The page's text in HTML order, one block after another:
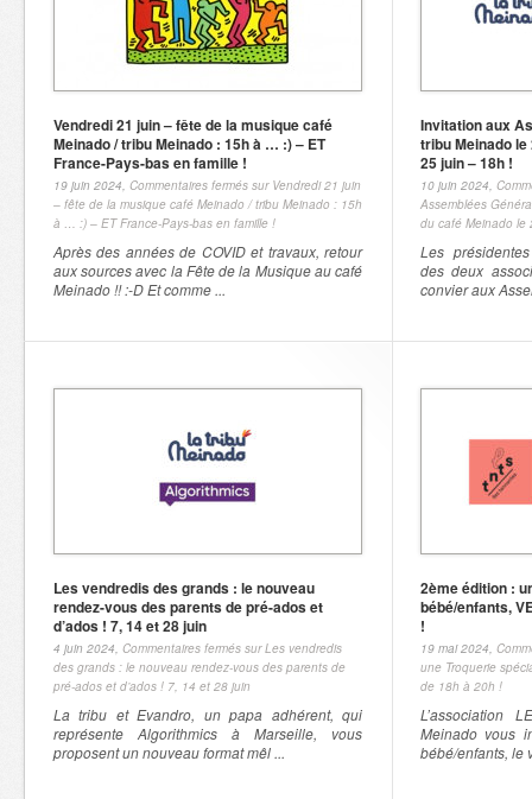
Vendredi 21 juin – fête de la musique café
Meinado / tribu Meinado : 15h à … :) – ET
France-Pays-bas en famille !
19 juin 2024, Commentaires fermés sur Vendredi 21 juin
– fête de la musique café Meinado / tribu Meinado : 15h
à … :) – ET France-Pays-bas en famille !
Après des années de COVID et travaux, retour
aux sources avec la Fête de la Musique au café
Meinado !! :-D Et comme ...
Invitation aux
tribu Meinado
25 juin – 18h !
10 juin 2024,
Assemblées
du café Meinado le
Les
des deux
convier aux
Les vendredis des grands : le nouveau
rendez-vous des parents de pré-ados et
d’ados ! 7, 14 et 28 juin
4 juin 2024, Commentaires fermés sur Les vendredis
des grands : le nouveau rendez-vous des parents de
pré-ados et d’ados ! 7, 14 et 28 juin
La tribu et Evandro, un papa adhérent, qui
représente Algorithmics à Marseille, vous
proposent un nouveau format mêl ...
2ème édition :
bébé/enfants,
!
19 mai 2024,
une Troquerie
de 18h à 20h !
L’association
Meinado vous
bébé/enfants, le